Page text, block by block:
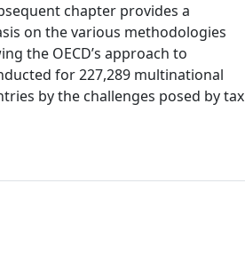
chapter provides a
on the various methodologies
the OECD’s approach to
for 227,289 multinational
by the challenges posed by tax